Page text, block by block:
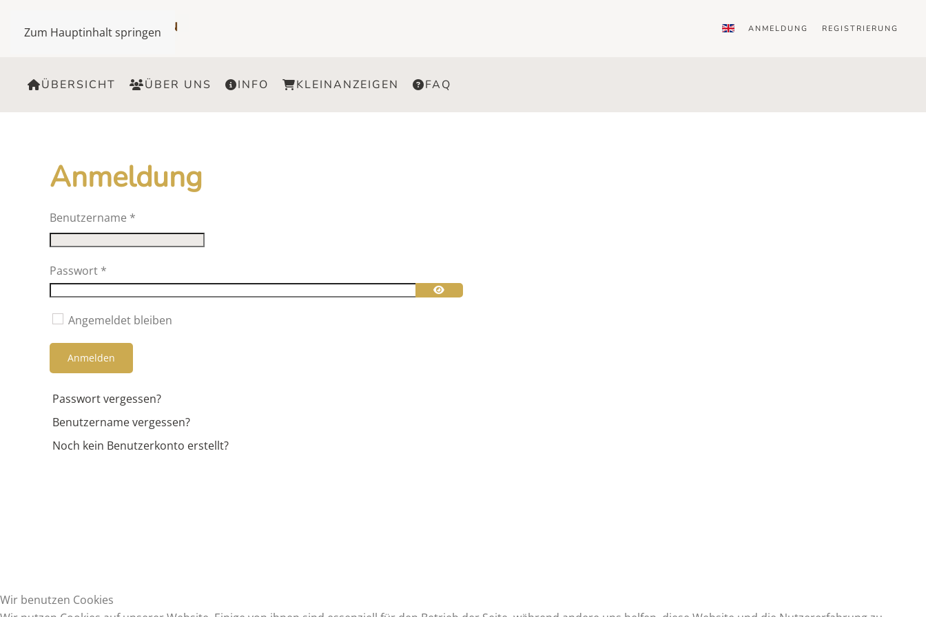
Zum Hauptinhalt springen ANMELDUNG REGISTRIERUNG
ÜBERSICHT ÜBER UNS INFO KLEINANZEIGEN FAQ
Anmeldung
Benutzername *
Passwort *
Passwort anzeigen
Angemeldet bleiben
Anmelden
Passwort vergessen?
Benutzername vergessen?
Noch kein Benutzerkonto erstellt?
Wir benutzen Cookies